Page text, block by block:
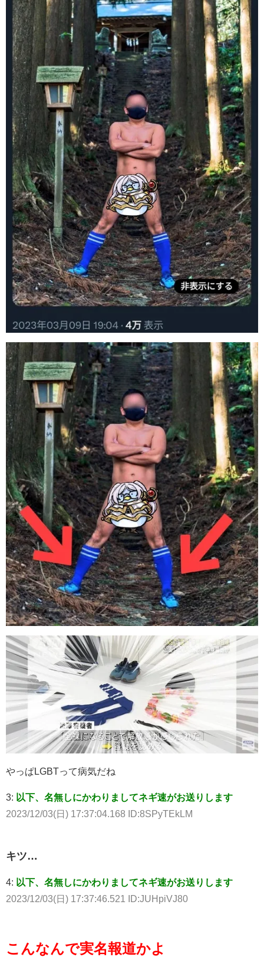
やっぱLGBTって病気だね
3: 以下、名無しにかわりましてネギ速がお送りします
2023/12/03(日) 17:37:04.168 ID:8SPyTEkLM
キツ…
4: 以下、名無しにかわりましてネギ速がお送りします
2023/12/03(日) 17:37:46.521 ID:JUHpiVJ80
こんなんで実名報道かよ